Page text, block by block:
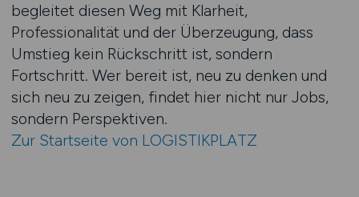
begleitet diesen Weg mit Klarheit,
Professionalität und der Überzeugung, dass
Umstieg kein Rückschritt ist, sondern
Fortschritt. Wer bereit ist, neu zu denken und
sich neu zu zeigen, findet hier nicht nur Jobs,
sondern Perspektiven.
Zur Startseite von LOGISTIKPLATZ